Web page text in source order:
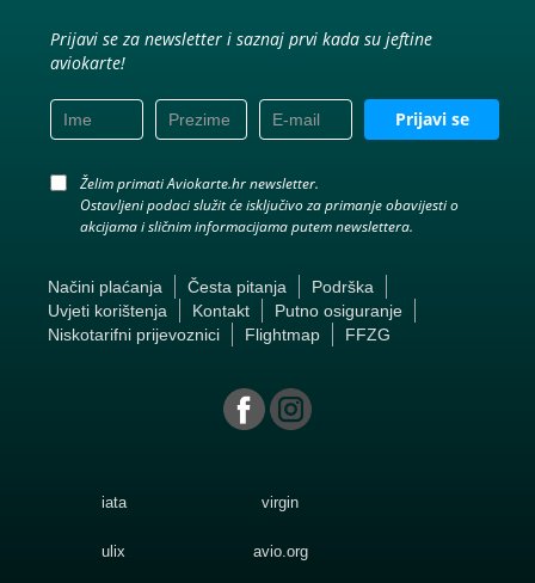
Prijavi se za newsletter i saznaj prvi kada su jeftine
aviokarte!
Prijavi se
Želim primati Aviokarte.hr newsletter.
Ostavljeni podaci služit će isključivo za primanje obavijesti o
akcijama i sličnim informacijama putem newslettera.
Načini plaćanja Česta pitanja
Podrška
Uvjeti korištenja
Kontakt
Putno osiguranje
Niskotarifni prijevoznici
Flightmap FFZG
iata virgin
ulix avio.org